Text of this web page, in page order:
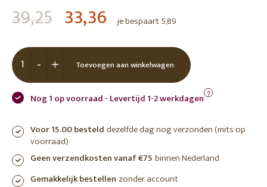
39,25 33,36 je bespaart 5,89
+
- Toevoegen aan winkelwagen
Nog 1 op voorraad - Levertijd 1-2 werkdagen ?
Voor 15.00 besteld dezelfde dag nog verzonden (mits op
voorraad)
Geen verzendkosten vanaf €75 binnen Nederland
Gemakkelijk bestellen zonder account